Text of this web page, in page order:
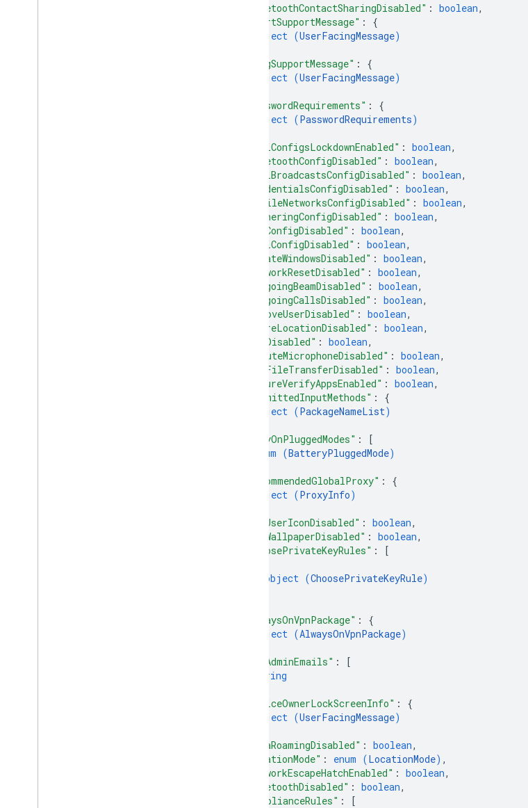
"bluetoothContactSharingDisabled" : boolean,
"shortSupportMessage" : {
object (UserFacingMessage)
"longSupportMessage" : {
object (UserFacingMessage)
"passwordRequirements" : {
object (PasswordRequirements)
"wifiConfigsLockdownEnabled" : boolean,
"bluetoothConfigDisabled" : boolean,
"cellBroadcastsConfigDisabled" : boolean,
"credentialsConfigDisabled" : boolean,
"mobileNetworksConfigDisabled" : boolean,
"tetheringConfigDisabled" : boolean,
"vpnConfigDisabled" : boolean,
"wifiConfigDisabled" : boolean,
"createWindowsDisabled" : boolean,
"networkResetDisabled" : boolean,
"outgoingBeamDisabled" : boolean,
"outgoingCallsDisabled" : boolean,
"removeUserDisabled" : boolean,
"shareLocationDisabled" : boolean,
"smsDisabled" : boolean,
"unmuteMicrophoneDisabled" : boolean,
"usbFileTransferDisabled" : boolean,
"ensureVerifyAppsEnabled" : boolean,
"permittedInputMethods" : {
object (PackageNameList)
"stayOnPluggedModes" :
[
enum (BatteryPluggedMode)
"recommendedGlobalProxy" : {
object (ProxyInfo)
"setUserIconDisabled" : boolean,
"setWallpaperDisabled" : boolean,
"choosePrivateKeyRules" :
[
object (ChoosePrivateKeyRule)
"alwaysOnVpnPackage" : {
object (AlwaysOnVpnPackage)
"frpAdminEmails" :
[
string
"deviceOwnerLockScreenInfo" : {
object (UserFacingMessage)
"dataRoamingDisabled" : boolean,
"locationMode" : enum (LocationMode) ,
"networkEscapeHatchEnabled" : boolean,
"bluetoothDisabled" : boolean,
"complianceRules" :
[